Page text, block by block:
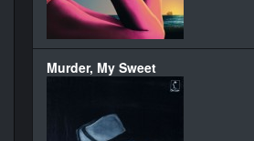
Murder, My Sweet